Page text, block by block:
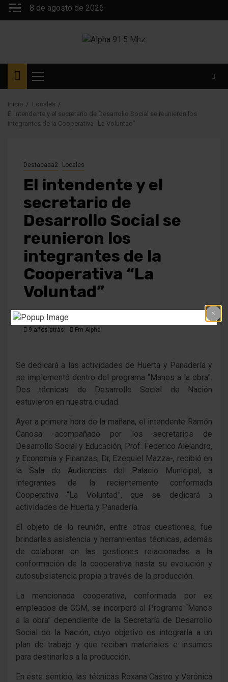
Saltar
8 de agosto de 2026
Menú
principal
Inicio
Locales
El intendente y el secretario de Desarrollo Social se reunieron los
integrantes de la Cooperativa “La Voluntad”
Destacada2 Locales
El intendente y el
secretario de
Desarrollo Social se
reunieron los
integrantes de la
Cooperativa “La
Voluntad”
9 años atrás Fm Alpha
Se dedicará a las actividades de Huerta y Panadería y
se implementó dentro del programa “Manos a la obra”.
Dos técnicas de Desarrollo Social de Nación
estuvieron en nuestra ciudad.
Ayer a primera hora de la mañana, el intendente Ramón
Canosa -acompañado por los secretarios de
Desarrollo Social y Educación, Prof. Federico Alejandro,
y Economía y Finanzas, Dr, Ezequiel Mazza-, recibió en
la Sala de Audiencias del Palacio Municipal, a
integrantes de la recientemente conformada
Cooperativa “La Voluntad”, que se dedicará a
actividades de Huerta y Panadería.
El objeto de la reunión, entre otras cuestiones, fue
brindarles asistencia y herramientas técnicas, además
de colaborar en las gestiones relacionadas a la
conformación de la cooperativa hasta su evolución y
autosubsistencia propia a través de la producción.
La mencionada cooperativa, conformada por ex
empleados de GGM, se incorporó al Programa “Manos
a la obra” dependiente de la Secretaría de Desarrollo
Social de la Nación, cuyo objetivo es integrarla a un
plan de trabajo y que reciban materiales e insumos
para destinarlos a la producción.
En este sentido, las técnicas Roxana Castro y Verónica